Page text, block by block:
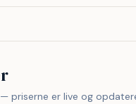
priserne er live og